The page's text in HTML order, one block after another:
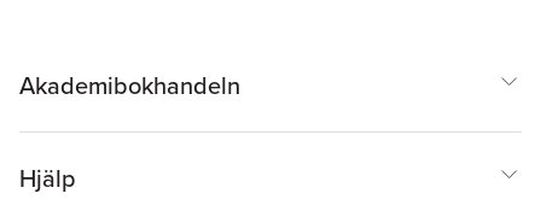
Akademibokhandeln
Hjälp